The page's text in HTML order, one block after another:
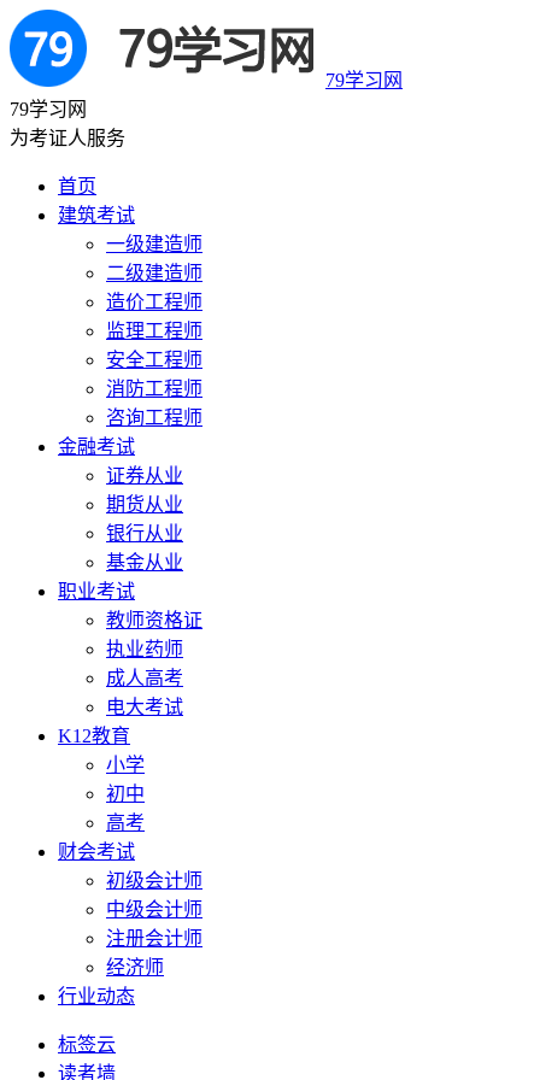
79学习网
79学习网
为考证人服务
首页
建筑考试
一级建造师
二级建造师
造价工程师
监理工程师
安全工程师
消防工程师
咨询工程师
金融考试
证券从业
期货从业
银行从业
基金从业
职业考试
教师资格证
执业药师
成人高考
电大考试
K12教育
小学
初中
高考
财会考试
初级会计师
中级会计师
注册会计师
经济师
行业动态
标签云
读者墙